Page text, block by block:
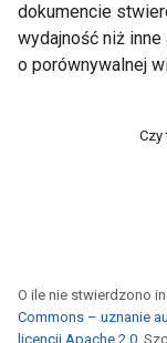
dokumencie
wydajność niż
o porównywalnej
Czy
O ile nie stwierdzono
Commons – uznanie
licencji Apache 2.0 .